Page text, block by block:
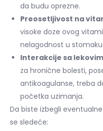
da budu oprezne.
Preosetljivost na
visoke doze ovog
nelagodnost u stomaku.
Interakcije sa
za hronične bolesti,
antikoagulanse, treba
početka uzimanja.
Da biste izbegli
se sledeće: